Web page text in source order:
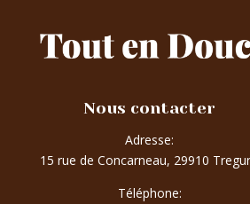
Nous contacter
Adresse:
15 rue de Concarneau, 29910
Téléphone: